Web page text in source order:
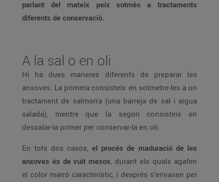
parlant del mateix peix sotmès a tractaments
diferents de conservació.
A la sal o en oli
Hi ha dues maneres diferents de preparar les
anxoves. La primera consisteix en sotmetre-les a un
tractament de salmorra (una barreja de sal i aigua
salada), mentre que la segon consisteix en
dessalar-la primer per conservar-la en oli.
En tots dos casos, el procés de maduració de les
anxoves és de vuit mesos, durant els quals agafen
el color marró característic, i després s’envasen per